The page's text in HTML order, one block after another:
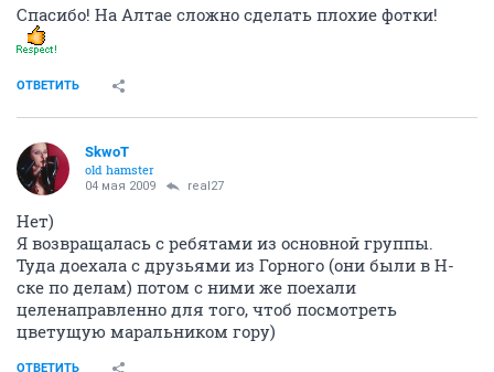
Спасибо! На Алтае сложно сделать плохие фотки!
ОТВЕТИТЬ
SkwoT
old hamster
04 мая 2009 real27
Нет)
Я возвращалась с ребятами из основной группы.
Туда доехала с друзьями из Горного (они были в Н-
ске по делам) потом с ними же поехали
целенаправленно для того, чтоб посмотреть
цветущую маральником гору)
ОТВЕТИТЬ